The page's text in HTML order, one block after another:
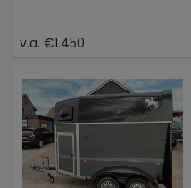
v.a. €1.450